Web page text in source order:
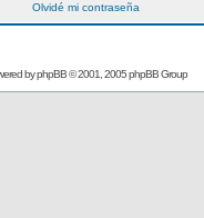
Olvidé mi contraseña
byphpBB© 2001, 2005 phpBB Group